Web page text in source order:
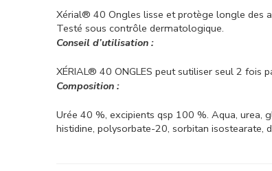
Xérial® 40 Ongles lisse et protège longle des
Testé sous contrôle dermatologique.
Conseil d’utilisation :
XÉRIAL® 40 ONGLES peut sutiliser seul 2 fois
Composition :
Urée 40 %, excipients qsp 100 %. Aqua, urea,
histidine, polysorbate-20, sorbitan isostearate,